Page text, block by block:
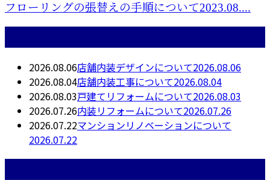
フローリングの張替えの手順について2023.08....
2026.08.06店舗内装デザインについて2026.08.06
2026.08.04店舗内装工事について2026.08.04
2026.08.03戸建てリフォームについて2026.08.03
2026.07.26内装リフォームについて2026.07.26
2026.07.22マンションリノベーションについて
2026.07.22